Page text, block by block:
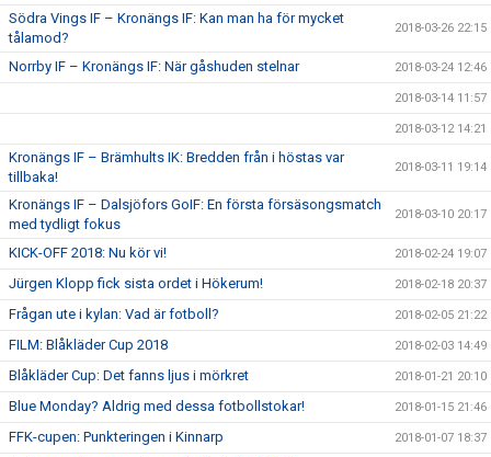
Södra Vings IF – Kronängs IF: Kan man ha för mycket
tålamod?
2018-03-26 22:15
Norrby IF – Kronängs IF: När gåshuden stelnar 2018-03-24 12:46
2018-03-14 11:57
2018-03-12 14:21
Kronängs IF – Brämhults IK: Bredden från i höstas var
tillbaka!
2018-03-11 19:14
Kronängs IF – Dalsjöfors GoIF: En första försäsongsmatch
med tydligt fokus
2018-03-10 20:17
KICK-OFF 2018: Nu kör vi! 2018-02-24 19:07
Jürgen Klopp fick sista ordet i Hökerum! 2018-02-18 20:37
Frågan ute i kylan: Vad är fotboll? 2018-02-05 21:22
FILM: Blåkläder Cup 2018 2018-02-03 14:49
Blåkläder Cup: Det fanns ljus i mörkret 2018-01-21 20:10
Blue Monday? Aldrig med dessa fotbollstokar! 2018-01-15 21:46
FFK-cupen: Punkteringen i Kinnarp 2018-01-07 18:37